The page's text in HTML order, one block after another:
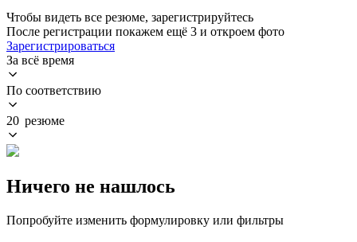
Чтобы видеть все резюме, зарегистрируйтесь
После регистрации покажем ещё 3 и откроем фото
Зарегистрироваться
За всё время
По соответствию
20 резюме
Ничего не нашлось
Попробуйте изменить формулировку или фильтры